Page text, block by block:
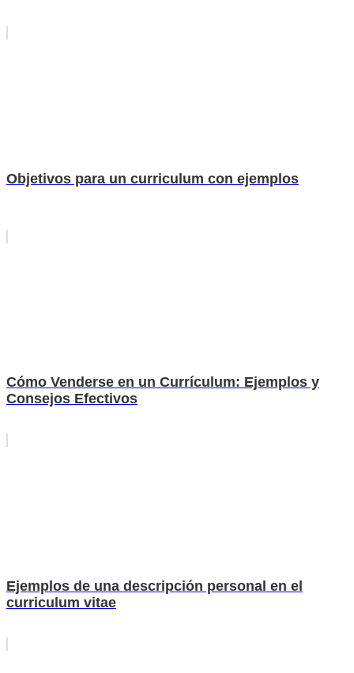
Objetivos para un curriculum con ejemplos
Cómo Venderse en un Currículum: Ejemplos y
Consejos Efectivos
Ejemplos de una descripción personal en el
curriculum vitae